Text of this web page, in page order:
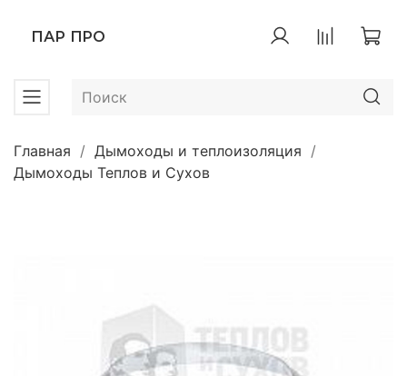
ПАР ПРО
Главная
Дымоходы и теплоизоляция
Дымоходы Теплов и Сухов